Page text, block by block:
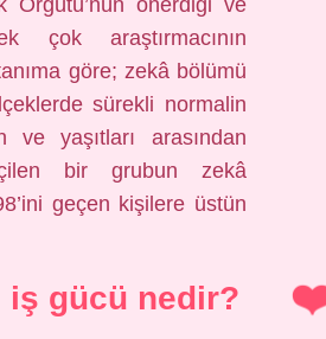
Örgütü’nün önerdiği ve
çok araştırmacının
göre; zekâ bölümü
sürekli normalin
ve yaşıtları arasından
bir grubun zekâ
geçen kişilere üstün
iş gücü nedir?